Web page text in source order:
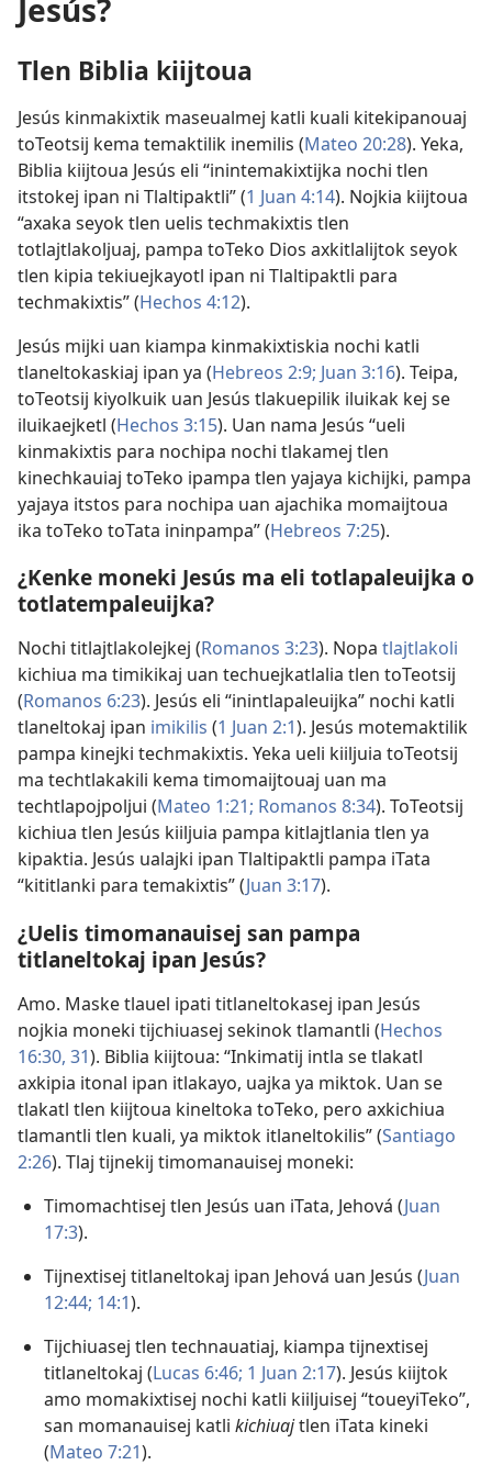
Jesús?
Tlen Biblia kiijtoua
Jesús kinmakixtik maseualmej katli kuali kitekipanouaj
toTeotsij kema temaktilik inemilis (Mateo 20:28). Yeka,
Biblia kiijtoua Jesús eli “inintemakixtijka nochi tlen
itstokej ipan ni Tlaltipaktli” (1 Juan 4:14). Nojkia kiijtoua
“axaka seyoktlen uelis techmakixtis tlen
totlajtlakoljuaj, pampa toTeko Dios axkitlalijtok seyok
tlen kipia tekiuejkayotl ipan ni Tlaltipaktli para
techmakixtis” (Hechos 4:12).
Jesús mijki uan kiampa kinmakixtiskia nochi katli
tlaneltokaskiaj ipan ya (Hebreos 2:9; Juan 3:16). Teipa,
toTeotsij kiyolkuik uan Jesús tlakuepilik iluikak kej se
iluikaejketl (Hechos 3:15). Uan nama Jesús “ueli
kinmakixtis para nochipa nochi tlakamej tlen
kinechkauiaj toTeko ipampa tlen yajaya kichijki, pampa
yajaya itstos para nochipa uan ajachika momaijtoua
ika toTeko toTata ininpampa” (Hebreos 7:25).
¿Kenke moneki Jesús ma eli totlapaleuijka o
totlatempaleuijka?
Nochi titlajtlakolejkej (Romanos 3:23). Nopa tlajtlakoli
kichiua ma timikikaj uan techuejkatlalia tlen toTeotsij
(Romanos 6:23). Jesús eli “inintlapaleuijka” nochi katli
tlaneltokaj ipan imikilis (1 Juan 2:1). Jesús motemaktilik
pampa kinejki techmakixtis. Yeka ueli kiiljuia toTeotsij
ma techtlakakili kema timomaijtouaj uan ma
techtlapojpoljui (Mateo 1:21; Romanos 8:34). ToTeotsij
kichiua tlen Jesús kiiljuia pampa kitlajtlania tlen ya
kipaktia. Jesús ualajki ipan Tlaltipaktli pampa iTata
“kititlanki para temakixtis” (Juan 3:17).
¿Uelis timomanauisej san pampa
titlaneltokaj ipan Jesús?
Amo. Maske tlauel ipati titlaneltokasej ipan Jesús
nojkia moneki tijchiuasej sekinok tlamantli (Hechos
16:30, 31). Biblia kiijtoua: “Inkimatij intla se tlakatl
axkipia itonal ipan itlakayo, uajka ya miktok. Uan se
tlakatl tlen kiijtoua kineltoka toTeko, pero axkichiua
tlamantli tlen kuali, ya miktok itlaneltokilis” (Santiago
2:26). Tlaj tijnekij timomanauisej moneki:
Timomachtisej tlen Jesús uan iTata, Jehová (Juan
17:3).
Tijnextisej titlaneltokaj ipan Jehová uan Jesús (Juan
12:44; 14:1).
Tijchiuasej tlen technauatiaj, kiampa tijnextisej
titlaneltokaj (Lucas 6:46; 1 Juan 2:17). Jesús kiijtok
amo momakixtisej nochi katli kiiljuisej “toueyiTeko”,
san momanauisej katli kichiuajtlen iTata kineki
(Mateo 7:21).